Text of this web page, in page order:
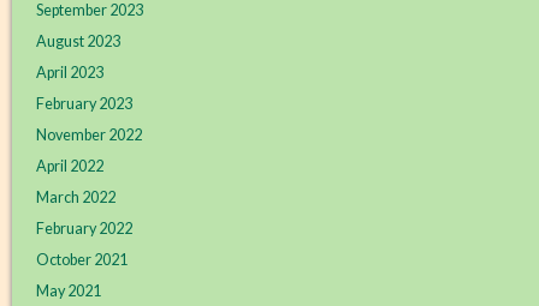
September 2023
August 2023
April 2023
February 2023
November 2022
April 2022
March 2022
February 2022
October 2021
May 2021